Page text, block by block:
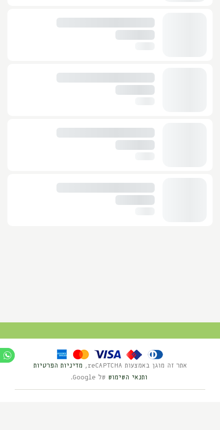
אתר זה מוגן באמצעות reCAPTCHA,
מדיניות הפרטיות
ותנאי השימוש של Google.